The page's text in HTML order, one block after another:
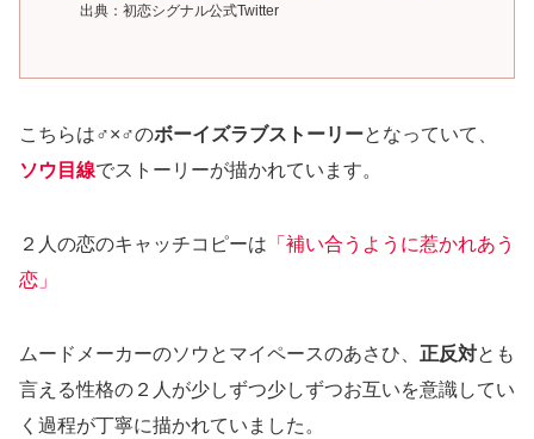
出典：初恋シグナル公式Twitter
こちらは♂×♂のボーイズラブストーリーとなっていて、
ソウ目線でストーリーが描かれています。
２人の恋のキャッチコピーは 「補い合うように惹かれあう
恋」
ムードメーカーのソウとマイペースのあさひ、 正反対とも
言える性格の２人が少しずつ少しずつお互いを意識してい
く過程が丁寧に描かれていました。